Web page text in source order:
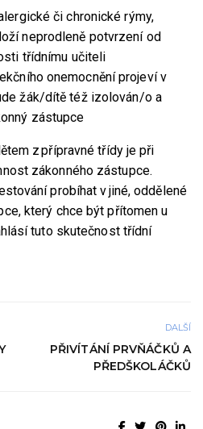
či chronické rýmy,
neprodleně potvrzení od
třídnímu učiteli
onemocnění projeví v
žák/dítě též izolován/o a
zástupce
z přípravné třídy je při
zákonného zástupce.
probíhat v jiné, oddělené
který chce být přítomen u
tuto skutečnost třídní
DALŠÍ
PŘIVÍTÁNÍ PRVŇÁČKŮ A
PŘEDŠKOLÁČKŮ